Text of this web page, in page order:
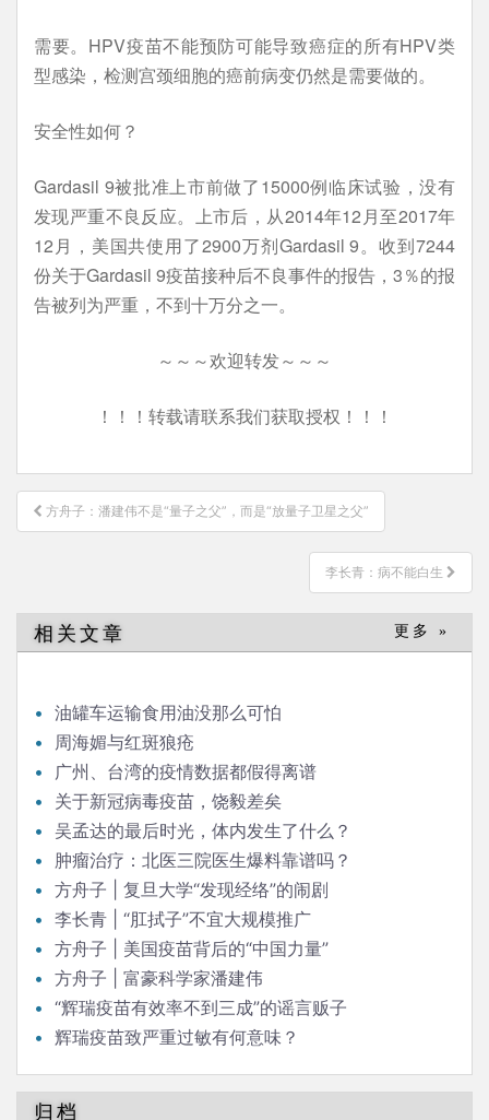
需要。HPV疫苗不能预防可能导致癌症的所有HPV类
型感染，检测宫颈细胞的癌前病变仍然是需要做的。
安全性如何？
Gardasil 9被批准上市前做了15000例临床试验，没有
发现严重不良反应。上市后，从2014年12月至2017年
12月，美国共使用了2900万剂Gardasil 9。收到7244
份关于Gardasil 9疫苗接种后不良事件的报告，3％的报
告被列为严重，不到十万分之一。
～～～欢迎转发～～～
！！！转载请联系我们获取授权！！！
文
章
方舟子：潘建伟不是“量子之父”，而是“放量子卫星之父”
李长青：病不能白生
相关文章 更多 »
油罐车运输食用油没那么可怕
周海媚与红斑狼疮
广州、台湾的疫情数据都假得离谱
关于新冠病毒疫苗，饶毅差矣
吴孟达的最后时光，体内发生了什么？
肿瘤治疗：北医三院医生爆料靠谱吗？
方舟子 | 复旦大学“发现经络”的闹剧
李长青 | “肛拭子”不宜大规模推广
方舟子 | 美国疫苗背后的“中国力量”
方舟子 | 富豪科学家潘建伟
“辉瑞疫苗有效率不到三成”的谣言贩子
辉瑞疫苗致严重过敏有何意味？
归档